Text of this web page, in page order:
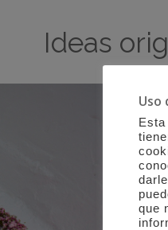
Ideas
Uso
que